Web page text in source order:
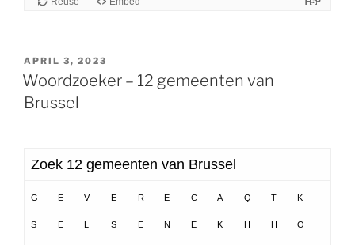
GEPLAATST
OP
APRIL 3, 2023
Woordzoeker – 12 gemeenten van
Brussel